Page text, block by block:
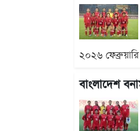
২০২৬
বাংলাদেশ